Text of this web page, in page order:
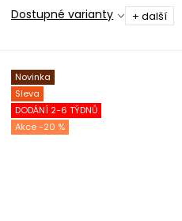
Dostupné varianty + další
Novinka
Sleva
DODÁNÍ 2-6 TÝDNŮ
-20 %